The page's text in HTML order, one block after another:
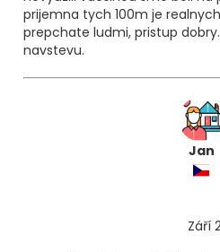
prijemna tych 100m je
prepchate ludmi, pristup
navstevu.
Jan
Září